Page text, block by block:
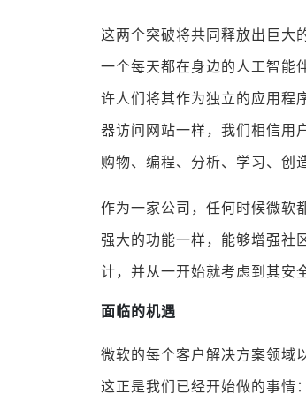
这两个突破将共同释放出巨大
一个每天都在身边的人工智能
许人们将其作为独立的应用程
器访问网站一样，我们相信用
购物、编程、分析、学习、创
作为一家公司，任何时候微软
强大的功能一样，能够增强社
计，并从一开始就考虑到其安
面临的机遇
微软的每个客户解决方案领域
这正是我们已经开始做的事情：